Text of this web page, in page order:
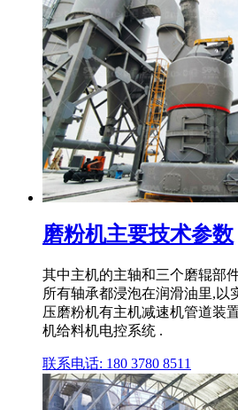
磨粉机主要技术参数
其中主机的主轴和三个磨辊部
所有轴承都浸泡在润滑油里,以
压磨粉机有主机减速机管道装
机给料机电控系统 .
联系电话: 180 3780 8511